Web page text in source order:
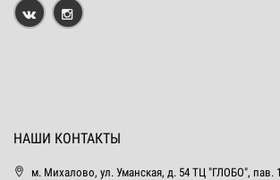
НАШИ КОНТАКТЫ
м. Михалово, ул. Уманская, д. 54 ТЦ "ГЛОБО", пав.